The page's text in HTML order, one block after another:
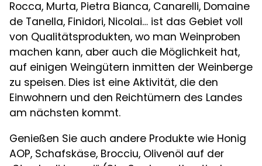
Rocca, Murta, Pietra Bianca, Canarelli, Domaine
de Tanella, Finidori, Nicolai… ist das Gebiet voll
von Qualitätsprodukten, wo man Weinproben
machen kann, aber auch die Möglichkeit hat,
auf einigen Weingütern inmitten der Weinberge
zu speisen. Dies ist eine Aktivität, die den
Einwohnern und den Reichtümern des Landes
am nächsten kommt.
Genießen Sie auch andere Produkte wie Honig
AOP, Schafskäse, Brocciu, Olivenöl auf der